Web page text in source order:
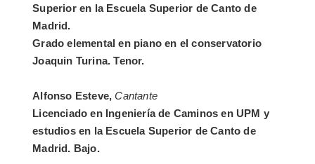
Superior en la Escuela Superior de Canto de
Madrid.
Grado elemental en piano en el conservatorio
Joaquin Turina. Tenor.
Alfonso Esteve,Cantante
Licenciado en Ingeniería de Caminos en UPM y
estudios en la Escuela Superior de Canto de
Madrid. Bajo.